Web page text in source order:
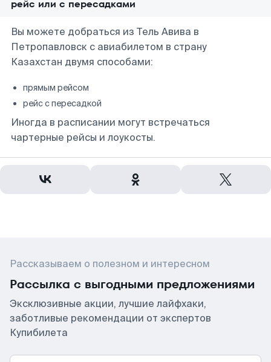
рейс или с пересадками
Вы можете добраться из Тель Авива в
Петропавловск с авиабилетом в страну
Казахстан двумя способами:
прямым рейсом
рейс с пересадкой
Иногда в расписании могут встречаться
чартерные рейсы и лоукосты.
Рассказываем о полезном и интересном
Рассылка с выгодными предложениями
Эксклюзивные акции, лучшие лайфхаки,
заботливые рекомендации от экспертов
Купибилета